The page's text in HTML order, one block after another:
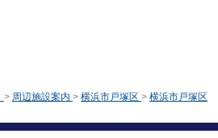
> 周辺施設案内 > 横浜市戸塚区 > 横浜市戸塚区